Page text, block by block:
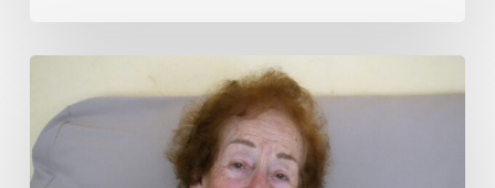
María
González
Ortiz